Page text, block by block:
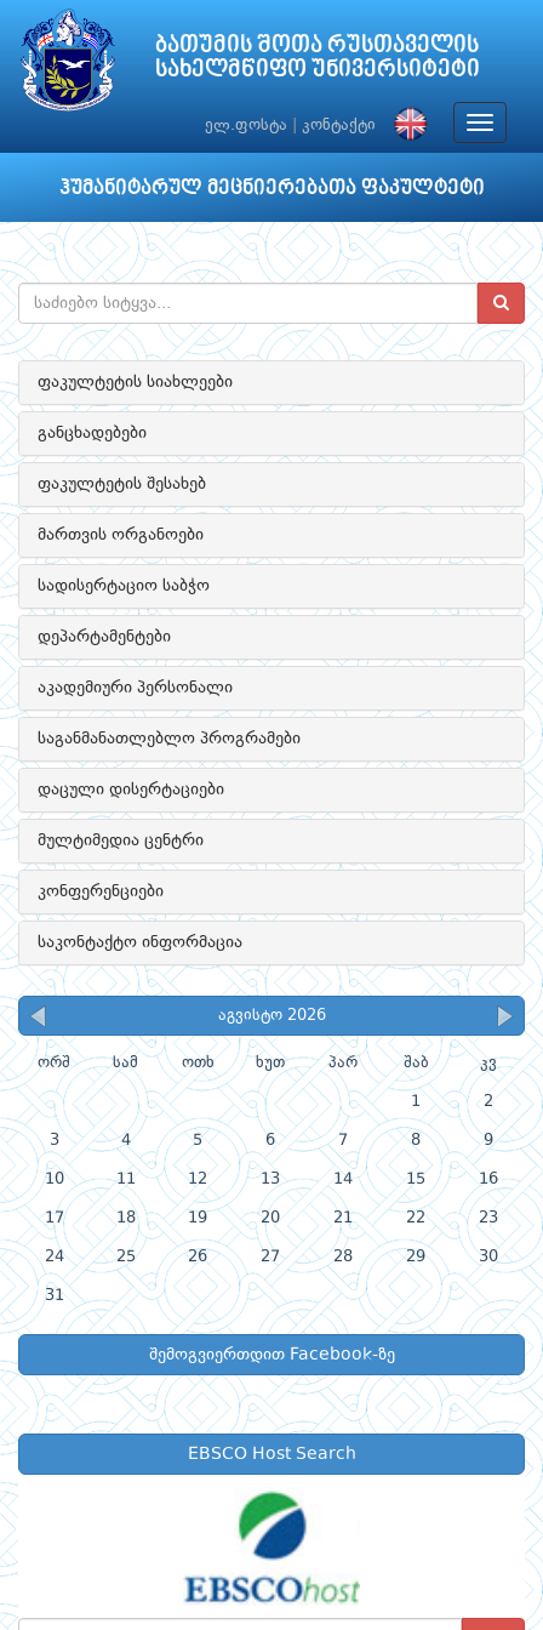
ბათუმის შოთა რუსთაველის
სახელმწიფო უნივერსიტეტი
ელ.ფოსტა კონტაქტი
Toggle
ჰუმანიტარულ მეცნიერებათა ფაკულტეტი
ფაკულტეტის სიახლეები
განცხადებები
ფაკულტეტის შესახებ
მართვის ორგანოები
სადისერტაციო საბჭო
დეპარტამენტები
აკადემიური პერსონალი
საგანმანათლებლო პროგრამები
დაცული დისერტაციები
მულტიმედია ცენტრი
კონფერენციები
საკონტაქტო ინფორმაცია
აგვისტო 2026
ორშ სამ ოთხ ხუთ პარ შაბ კვ
1 2
3 4 5 6 7 8 9
10 11 12 13 14 15 16
17 18 19 20 21 22 23
24 25 26 27 28 29 30
31
შემოგვიერთდით Facebook-ზე
EBSCO Host Search